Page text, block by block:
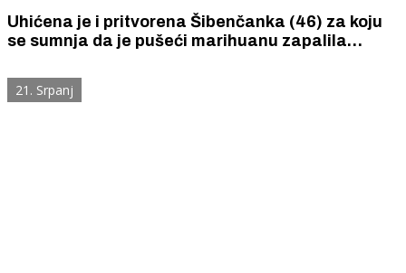
Uhićena je i pritvorena Šibenčanka (46) za koju
se sumnja da je pušeći marihuanu zapalila
21. Srpanj